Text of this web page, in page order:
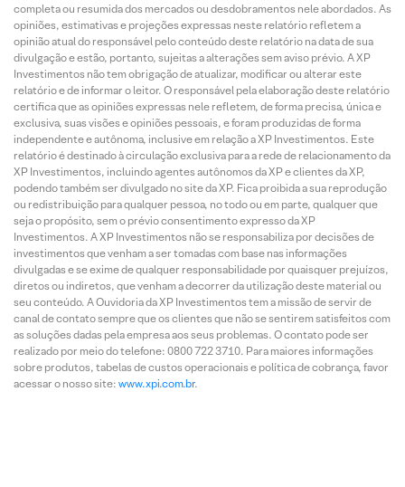
completa ou resumida dos mercados ou desdobramentos nele abordados. As
opiniões, estimativas e projeções expressas neste relatório refletem a
opinião atual do responsável pelo conteúdo deste relatório na data de sua
divulgação e estão, portanto, sujeitas a alterações sem aviso prévio. A XP
Investimentos não tem obrigação de atualizar, modificar ou alterar este
relatório e de informar o leitor. O responsável pela elaboração deste relatório
certifica que as opiniões expressas nele refletem, de forma precisa, única e
exclusiva, suas visões e opiniões pessoais, e foram produzidas de forma
independente e autônoma, inclusive em relação a XP Investimentos. Este
relatório é destinado à circulação exclusiva para a rede de relacionamento da
XP Investimentos, incluindo agentes autônomos da XP e clientes da XP,
podendo também ser divulgado no site da XP. Fica proibida a sua reprodução
ou redistribuição para qualquer pessoa, no todo ou em parte, qualquer que
seja o propósito, sem o prévio consentimento expresso da XP
Investimentos. A XP Investimentos não se responsabiliza por decisões de
investimentos que venham a ser tomadas com base nas informações
divulgadas e se exime de qualquer responsabilidade por quaisquer prejuízos,
diretos ou indiretos, que venham a decorrer da utilização deste material ou
seu conteúdo. A Ouvidoria da XP Investimentos tem a missão de servir de
canal de contato sempre que os clientes que não se sentirem satisfeitos com
as soluções dadas pela empresa aos seus problemas. O contato pode ser
realizado por meio do telefone: 0800 722 3710. Para maiores informações
sobre produtos, tabelas de custos operacionais e política de cobrança, favor
acessar o nosso site: www.xpi.com.br.